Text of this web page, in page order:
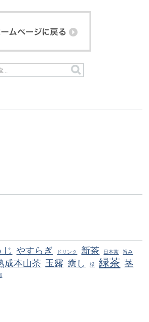
じ やすらぎ ドリンク 新茶 日本茶 旨み
成本山茶 玉露 癒し 緑 緑茶 茎